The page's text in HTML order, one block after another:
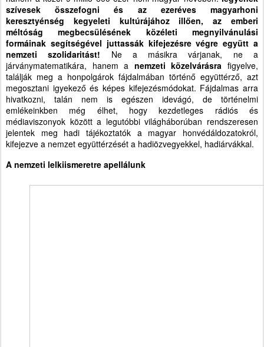
szívesek összefogni és az ezeréves magyarhoni
keresztyénség kegyeleti kultúrájához illően, az emberi
méltóság megbecsülésének közéleti megnyilvánulási
formáinak segítségével juttassák kifejezésre végre együtt a
nemzeti szolidaritást! Ne a másikra várjanak, ne a
járványmatematikára, hanem a nemzeti közelvárásrafigyelve,
találják meg a honpolgárok fájdalmában történő együttérző, azt
megosztani igyekező és képes kifejezésmódokat. Fájdalmas arra
hivatkozni, talán nem is egészen idevágó, de történelmi
emlékeinkben még élhet, hogy kezdetleges rádiós és
médiaviszonyok között a legutóbbi világháborúban rendszeresen
jelentek meg hadi tájékoztatók a magyar honvédáldozatokról,
kifejezve a nemzet együttérzését a hadiözvegyekkel, hadiárvákkal.
A nemzeti lelkiismeretre apellálunk